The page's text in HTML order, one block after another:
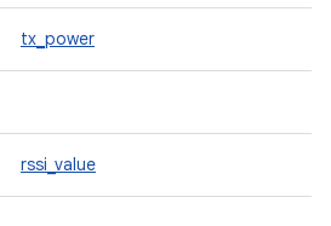
tx_power
rssi_value